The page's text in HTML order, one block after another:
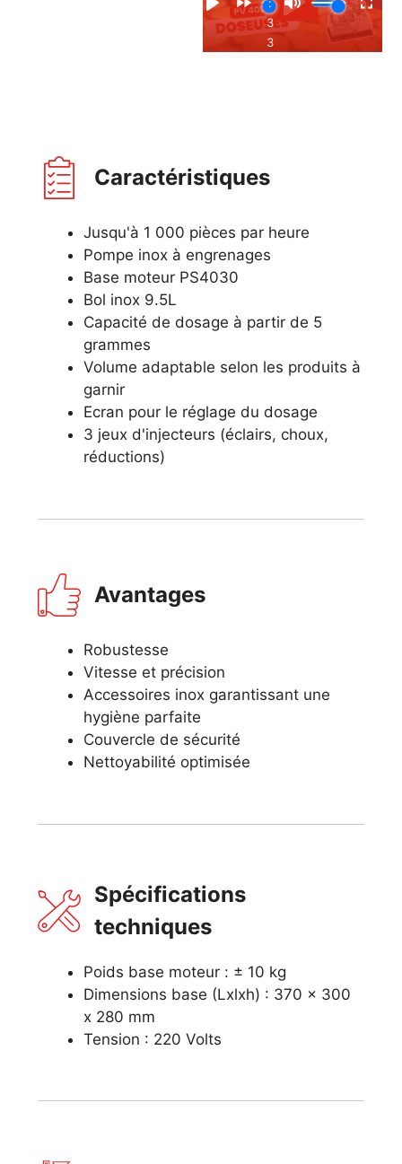
Caractéristiques
Jusqu'à 1 000 pièces par heure
Pompe inox à engrenages
Base moteur PS4030
Bol inox 9.5L
Capacité de dosage à partir de 5
grammes
Volume adaptable selon les produits à
garnir
Ecran pour le réglage du dosage
3 jeux d'injecteurs (éclairs, choux,
réductions)
Avantages
Robustesse
Vitesse et précision
Accessoires inox garantissant une
hygiène parfaite
Couvercle de sécurité
Nettoyabilité optimisée
Spécifications
techniques
Poids base moteur : ± 10 kg
Dimensions base (Lxlxh) : 370 x 300
x 280 mm
Tension : 220 Volts